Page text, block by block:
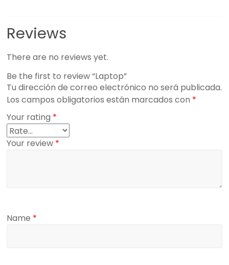
Reviews
There are no reviews yet.
Be the first to review “Laptop”
Tu dirección de correo electrónico no será publicada.
Los campos obligatorios están marcados con *
Your rating *
Your review *
Name *